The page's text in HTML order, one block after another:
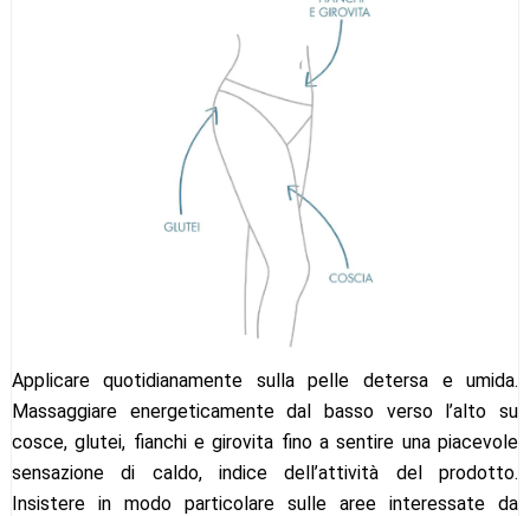
Applicare quotidianamente sulla pelle detersa e umida.
Massaggiare energeticamente dal basso verso l’alto su
cosce, glutei, fianchi e girovita fino a sentire una piacevole
sensazione di caldo, indice dell’attività del prodotto.
Insistere in modo particolare sulle aree interessate da